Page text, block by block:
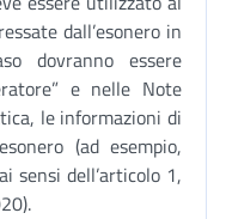
dall’esonero in
dovranno essere
e nelle Note
le informazioni di
(ad esempio,
sensi dell’articolo 1,